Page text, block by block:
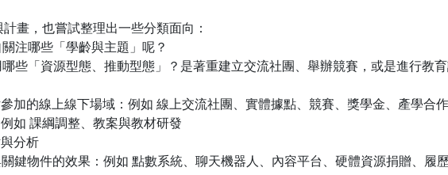
畫，也嘗試整理出一些分類面向：
注哪些「學齡與主題」呢？
些「資源型態、推動型態」？是著重建立交流社團、舉辦競賽，或是進行教
加的線上線下場域：例如 線上交流社團、實體據點、競賽、獎學金、產學合作
如 課綱調整、教案與教材研發
分析
鍵物件的效果：例如 點數系統、聊天機器人、內容平台、硬體資源捐贈、履